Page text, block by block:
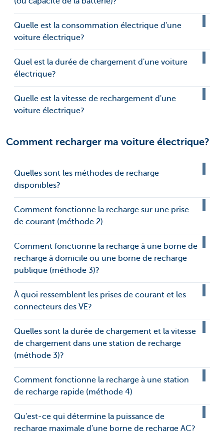
Quelle est la consommation électrique d'une
voiture électrique?
Quel est la durée de chargement d'une voiture
électrique?
Quelle est la vitesse de rechargement d'une
voiture électrique?
Comment recharger ma voiture électrique?
Quelles sont les méthodes de recharge
disponibles?
Comment fonctionne la recharge sur une prise
de courant (méthode 2)
Comment fonctionne la recharge à une borne de
recharge à domicile ou une borne de recharge
publique (méthode 3)?
À quoi ressemblent les prises de courant et les
connecteurs des VE?
Quelles sont la durée de chargement et la vitesse
de chargement dans une station de recharge
(méthode 3)?
Comment fonctionne la recharge à une station
de recharge rapide (méthode 4)
Qu'est-ce qui détermine la puissance de
recharge maximale d'une borne de recharge AC?